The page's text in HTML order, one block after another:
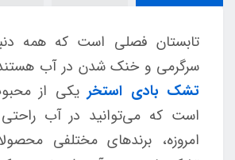
تابستان فصلی است که همه
سرگرمی و خنک شدن در آب هستند.
تشک بادی استخر یکی از
است که می‌توانید در آب
امروزه، برندهای مختلفی